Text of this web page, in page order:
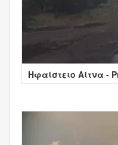
Ηφαίστειο Αίτνα -